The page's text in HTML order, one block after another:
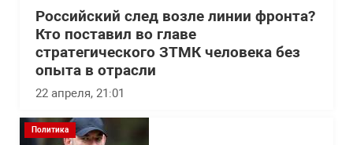
Российский след возле линии фронта?
Кто поставил во главе
стратегического ЗТМК человека без
опыта в отрасли
22 апреля, 21:01
Политика